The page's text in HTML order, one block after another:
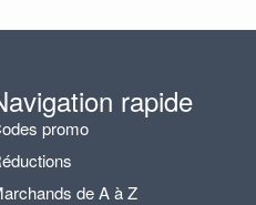
rapide
promo
de A à Z